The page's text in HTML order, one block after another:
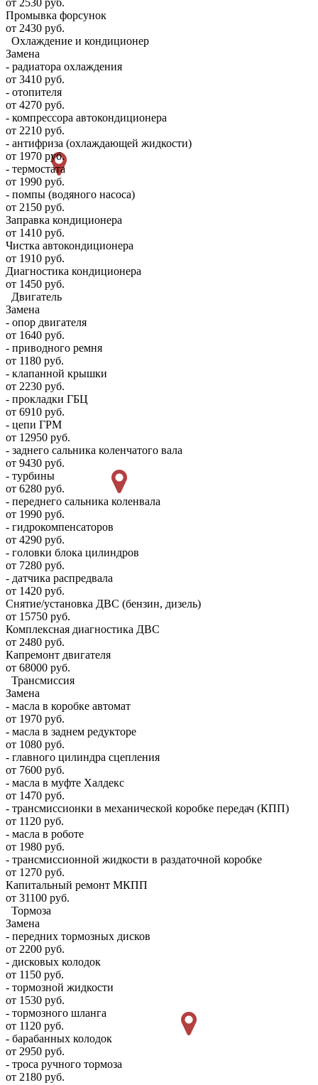
от 2530 руб.
Промывка форсунок
от 2430 руб.
Охлаждение и кондиционер
Замена
- радиатора охлаждения
от 3410 руб.
- отопителя
от 4270 руб.
- компрессора автокондиционера
от 2210 руб.
- антифриза (охлаждающей жидкости)
от 1970 руб.
- термостата
от 1990 руб.
- помпы (водяного насоса)
от 2150 руб.
Заправка кондиционера
от 1410 руб.
Чистка автокондиционера
от 1910 руб.
Диагностика кондиционера
от 1450 руб.
Двигатель
Замена
- опор двигателя
от 1640 руб.
- приводного ремня
от 1180 руб.
- клапанной крышки
от 2230 руб.
- прокладки ГБЦ
от 6910 руб.
- цепи ГРМ
от 12950 руб.
- заднего сальника коленчатого вала
от 9430 руб.
- турбины
от 6280 руб.
- переднего сальника коленвала
от 1990 руб.
- гидрокомпенсаторов
от 4290 руб.
- головки блока цилиндров
от 7280 руб.
- датчика распредвала
от 1420 руб.
Снятие/установка ДВС (бензин, дизель)
от 15750 руб.
Комплексная диагностика ДВС
от 2480 руб.
Капремонт двигателя
от 68000 руб.
Трансмиссия
Замена
- масла в коробке автомат
от 1970 руб.
- масла в заднем редукторе
от 1080 руб.
- главного цилиндра сцепления
от 7600 руб.
- масла в муфте Халдекс
от 1470 руб.
- трансмиссионки в механической коробке передач (КПП)
от 1120 руб.
- масла в роботе
от 1980 руб.
- трансмиссионной жидкости в раздаточной коробке
от 1270 руб.
Капитальный ремонт МКПП
от 31100 руб.
Тормоза
Замена
- передних тормозных дисков
от 2200 руб.
- дисковых колодок
от 1150 руб.
- тормозной жидкости
от 1530 руб.
- тормозного шланга
от 1120 руб.
- барабанных колодок
от 2950 руб.
- троса ручного тормоза
от 2180 руб.